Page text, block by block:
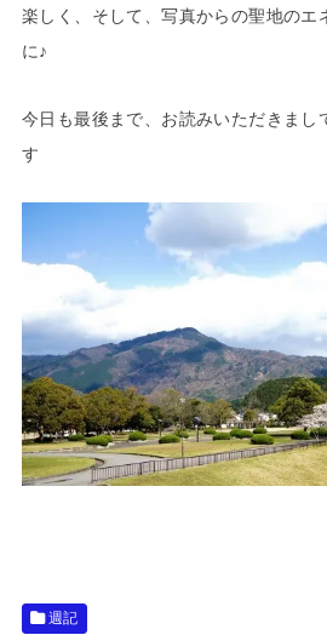
楽しく、そして、写真からの聖地のエ
に♪
今日も最後まで、お読みいただきまし
す
週記